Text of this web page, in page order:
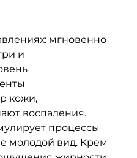
мгновенно
и
кожи,
воспаления.
процессы
молодой вид. Крем